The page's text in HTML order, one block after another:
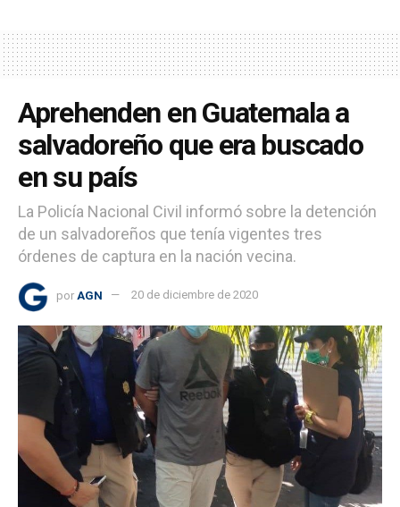
Aprehenden en Guatemala a
salvadoreño que era buscado
en su país
La Policía Nacional Civil informó sobre la detención
de un salvadoreños que tenía vigentes tres
órdenes de captura en la nación vecina.
por AGN 20 de diciembre de 2020